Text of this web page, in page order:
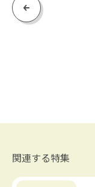
Previous
関連する特集